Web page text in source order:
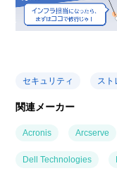
セキュリティ スト
関連メーカー
Acronis Arcserve
Dell Technologies